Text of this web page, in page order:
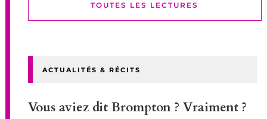
TOUTES LES LECTURES
ACTUALITÉS & RÉCITS
Vous aviez dit Brompton ? Vraiment ?